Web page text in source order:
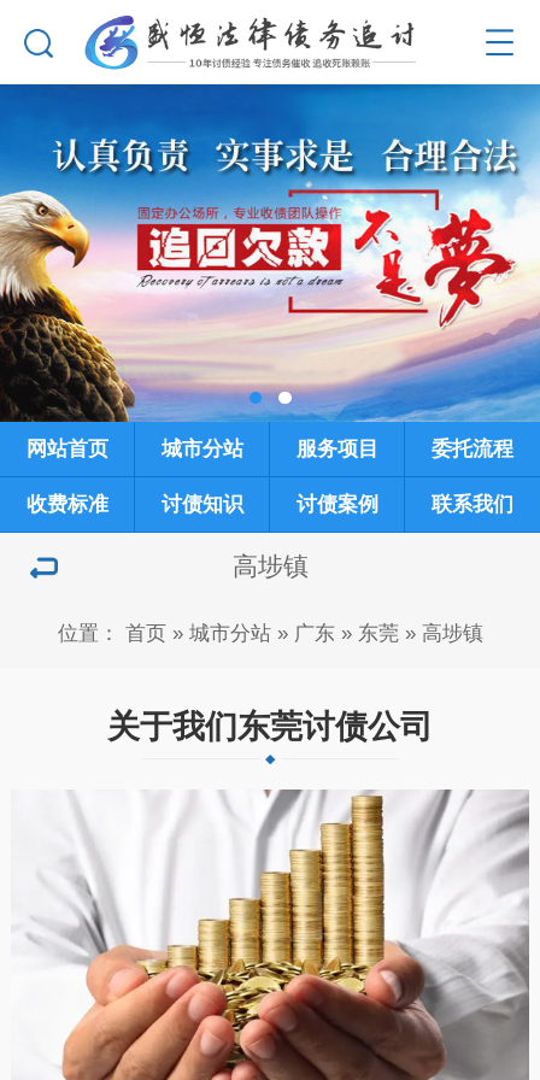
网站首页 城市分站 服务项目 委托流程
收费标准 讨债知识 讨债案例 联系我们
高埗镇
位置： 首页 » 城市分站» 广东» 东莞» 高埗镇
关于我们东莞讨债公司